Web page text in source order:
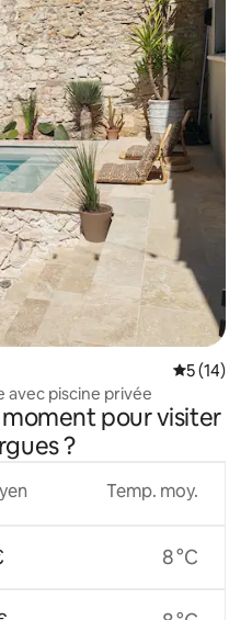
5 (14)
avec piscine privée
pour visiter
?
Temp. moy.
8 °C